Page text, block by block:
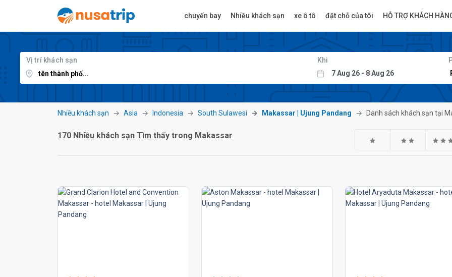
chuyến bay Nhiều khách sạn xe ô tô đặt chỗ của tôi HỖ TRỢ KHÁCH
Vị trí khách sạn Khi
Nhiều khách sạn Asia Indonesia South Sulawesi Makassar | Ujung Pandang Danh sách khách sạn tại
170 Nhiều khách sạn Tìm thấy trong Makassar